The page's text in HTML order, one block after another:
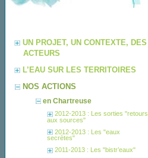
UN PROJET, UN CONTEXTE, DES
ACTEURS
L’EAU SUR LES TERRITOIRES
NOS ACTIONS
en Chartreuse
2012-2013 : Les sorties "retours
aux sources"
2012-2013 : Les "eaux
secrètes"
2011-2013 : Les "bistr’eaux"